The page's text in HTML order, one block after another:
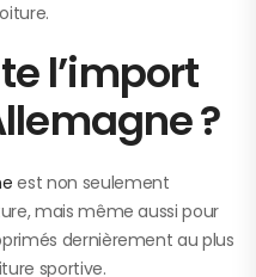
l’import
?
est non seulement
mais même aussi pour
dernièrement au plus
sportive.